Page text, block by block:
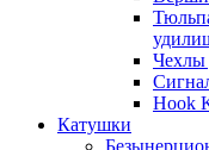
Чехлы
Hook
Катушки